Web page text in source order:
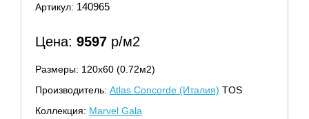
Артикул: 140965
Цена: 9597 р/м2
Размеры: 120х60 (0.72м2)
Производитель: Atlas Concorde (Италия) TOS
Коллекция: Marvel Gala